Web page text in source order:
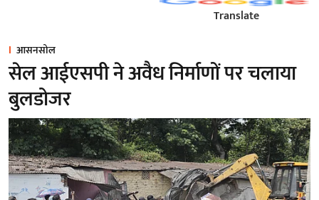
Translate
आसनसोल
सेल आईएसपी ने अवैध निर्माणों पर चलाया
बुलडोजर